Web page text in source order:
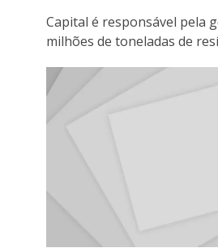
Capital é responsável pela
milhões de toneladas de